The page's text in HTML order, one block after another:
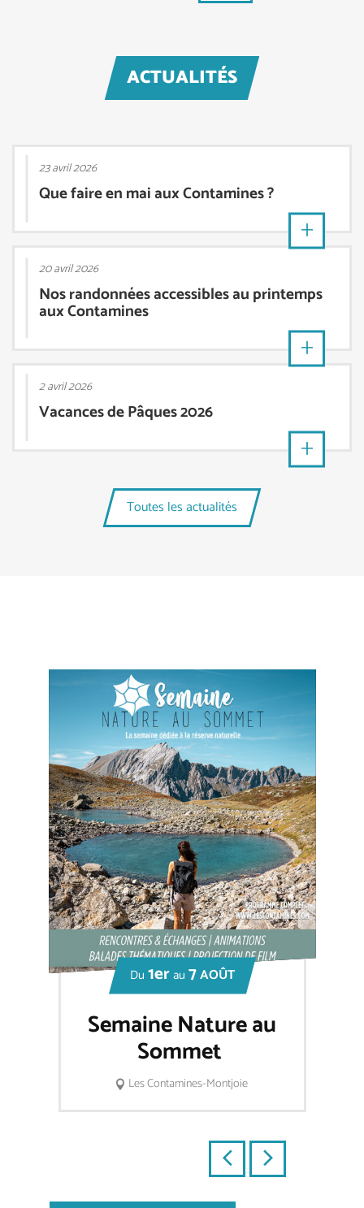
ACTUALITÉS
23 avril 2026
Que faire en mai aux Contamines ?
20 avril 2026
Nos randonnées accessibles au printemps
aux Contamines
2 avril 2026
Vacances de Pâques 2026
Toutes les actualités
Du 1erau 7AOÛT
Semaine Nature au
Sommet
Les Contamines-Montjoie